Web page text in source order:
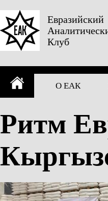
to
content
Евразийский
Клуб
О ЕАК
Ритм